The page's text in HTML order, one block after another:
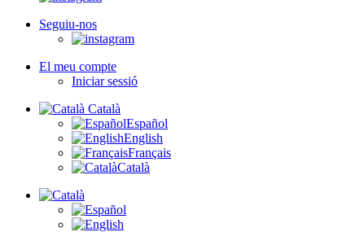
Seguiu-nos
El meu compte
Iniciar sessió
Català
Español
English
Français
Català